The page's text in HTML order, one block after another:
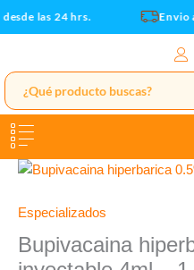
Ir
al
las 24 hrs. Envio a
Especializados
Bupivacaina
Bupivacaina
0.5%
4ml
1
cantidad